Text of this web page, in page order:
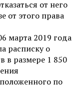
от него
от этого права
марта 2019 года
расписку о
в размере 1 850
по